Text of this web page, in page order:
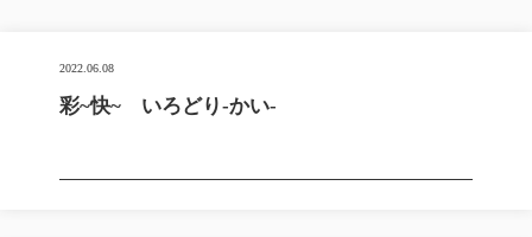
2022.06.08
彩~快~ いろどり-かい-